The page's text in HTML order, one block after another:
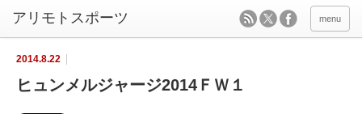
menu
2014.8.22
ヒュンメルジャージ2014ＦＷ１